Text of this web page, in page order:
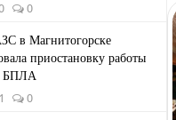
0
в Магнитогорске
приостановку работы
БПЛА
0